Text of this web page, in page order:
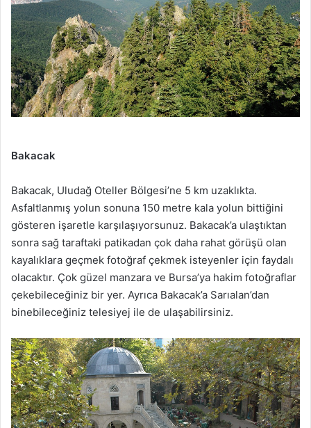
Bakacak
Bakacak, Uludağ Oteller Bölgesi’ne 5 km uzaklıkta.
Asfaltlanmış yolun sonuna 150 metre kala yolun bittiğini
gösteren işaretle karşılaşıyorsunuz. Bakacak’a ulaştıktan
sonra sağ taraftaki patikadan çok daha rahat görüşü olan
kayalıklara geçmek fotoğraf çekmek isteyenler için faydalı
olacaktır. Çok güzel manzara ve Bursa’ya hakim fotoğraflar
çekebileceğiniz bir yer. Ayrıca Bakacak’a Sarıalan’dan
binebileceğiniz telesiyej ile de ulaşabilirsiniz.